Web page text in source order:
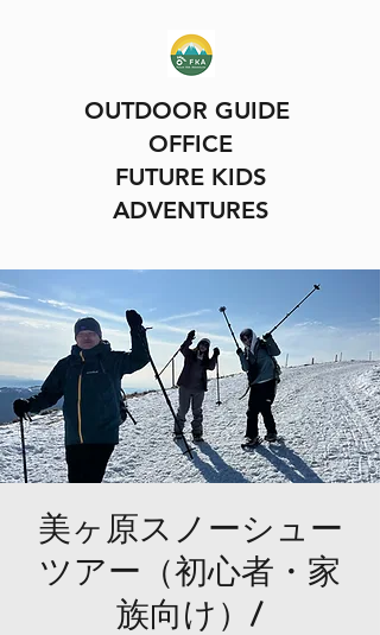
OUTDOOR GUIDE
OFFICE
FUTURE KIDS
ADVENTURES
美ヶ原スノーシュー
ツアー（初心者・家
族向け）/